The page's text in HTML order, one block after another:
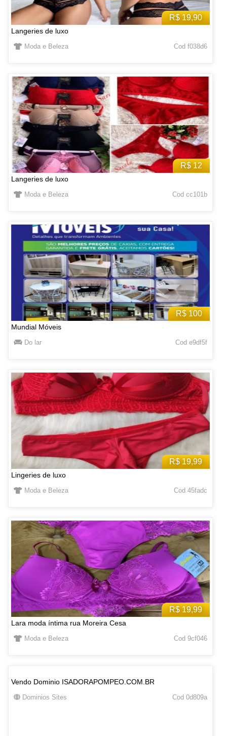
R$ 19,90
Langeries de luxo
Moda e Beleza Cod f038d6
R$ 12
Langeries de luxo
Moda e Beleza Cod cc101b
R$ 100
Mundial Móveis
Do lar Cod e9df5f
R$ 19,99
Lingeries de luxo
Moda e Beleza Cod 45fadc
R$ 19,99
Lara moda íntima rua Moreira Cesa
Moda e Beleza Cod 9cf046
Vendo Dominio ISADORAPOMPEO.COM.BR
Dominios Sites Cod 0d809a